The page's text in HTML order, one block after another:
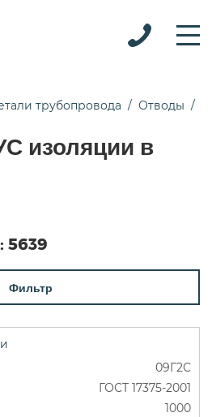
трубопровода Отводы
изоляции в
5639
Фильтр
09Г2С
ГОСТ 17375-2001
1000